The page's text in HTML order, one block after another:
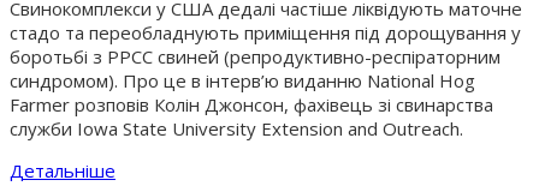
Свинокомплекси у США дедалі частіше ліквідують маточне
стадо та переобладнують приміщення під дорощування у
боротьбі з РРСС свиней (репродуктивно-респіраторним
синдромом). Про це в інтерв’ю виданню National Hog
Farmer розповів Колін Джонсон, фахівець зі свинарства
служби Iowa State University Extension and Outreach.
Детальніше